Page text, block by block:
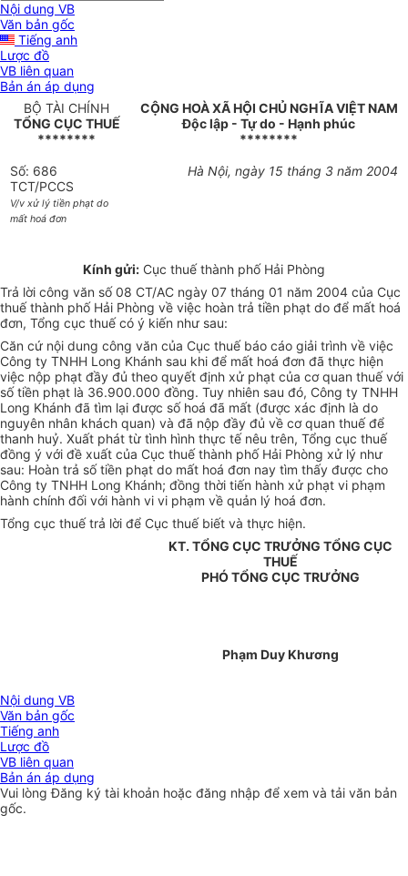
Nội dung VB
Văn bản gốc
Tiếng anh
Lược đồ
VB liên quan
Bản án áp dụng
BỘ TÀI CHÍNH
TỔNG CỤC THUẾ
********
CỘNG HOÀ XÃ HỘI CHỦ NGHĨA VIỆT NAM
Độc lập - Tự do - Hạnh phúc
********
Số: 686
TCT/PCCS
V/v xử lý tiền phạt do
mất hoá đơn
Hà Nội, ngày 15 tháng 3 năm 2004
Kính gửi: Cục thuế thành phố Hải Phòng
Trả lời công văn số 08 CT/AC ngày 07 tháng 01 năm 2004 của Cục
thuế thành phố Hải Phòng về việc hoàn trả tiền phạt do để mất hoá
đơn, Tổng cục thuế có ý kiến như sau:
Căn cứ nội dung công văn của Cục thuế báo cáo giải trình về việc
Công ty TNHH Long Khánh sau khi để mất hoá đơn đã thực hiện
việc nộp phạt đầy đủ theo quyết định xử phạt của cơ quan thuế với
số tiền phạt là 36.900.000 đồng. Tuy nhiên sau đó, Công ty TNHH
Long Khánh đã tìm lại được số hoá đã mất (được xác định là do
nguyên nhân khách quan) và đã nộp đầy đủ về cơ quan thuế để
thanh huỷ. Xuất phát từ tình hình thực tế nêu trên, Tổng cục thuế
đồng ý với đề xuất của Cục thuế thành phố Hải Phòng xử lý như
sau: Hoàn trả số tiền phạt do mất hoá đơn nay tìm thấy được cho
Công ty TNHH Long Khánh; đồng thời tiến hành xử phạt vi phạm
hành chính đối với hành vi vi phạm về quản lý hoá đơn.
Tổng cục thuế trả lời để Cục thuế biết và thực hiện.
KT. TỔNG CỤC TRƯỞNG TỔNG CỤC
THUẾ
PHÓ TỔNG CỤC TRƯỞNG
Phạm Duy Khương
Nội dung VB
Văn bản gốc
Tiếng anh
Lược đồ
VB liên quan
Bản án áp dụng
Vui lòngĐăng ký tài khoản hoặc đăng nhập để xem và tải văn bản
gốc.